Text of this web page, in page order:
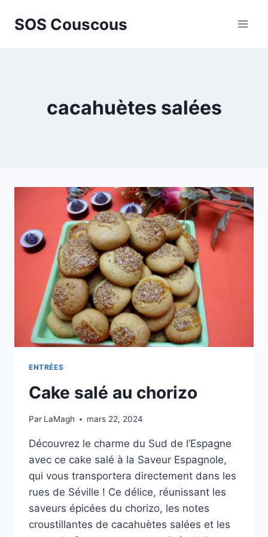
SOS Couscous
cacahuètes salées
ENTRÉES
Cake salé au chorizo
Par LaMagh mars 22, 2024
Découvrez le charme du Sud de l’Espagne
avec ce cake salé à la Saveur Espagnole,
qui vous transportera directement dans les
rues de Séville ! Ce délice, réunissant les
saveurs épicées du chorizo, les notes
croustillantes de cacahuètes salées et les